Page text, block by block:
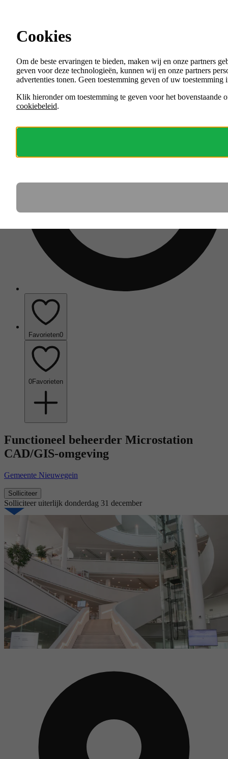
Menu
VACATURES
ORGANISATIES
Favorieten0
0Favorieten
Functioneel beheerder Microstation
CAD/GIS-omgeving
Gemeente Nieuwegein
Solliciteer
Solliciteer uiterlijk donderdag 31 december
Cookies
Om de beste ervaringen te bieden, maken wij en onze partners
geven voor deze technologieën, kunnen wij en onze partners
advertenties tonen. Geen toestemming geven of uw
Klik hieronder om toestemming te geven voor het bovenstaande
cookiebeleid.